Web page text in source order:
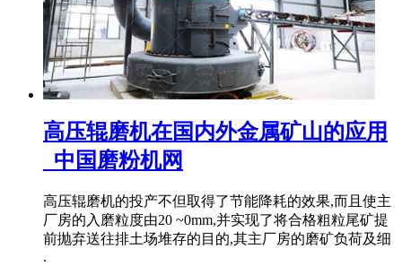
高压辊磨机在国内外金属矿山的应用
_中国磨粉机网
高压辊磨机的投产不但取得了节能降耗的效果,而且使主
厂房的入磨粒度由20 ~0mm,并实现了将合格粗粒尾矿提
前抛弃送往排土场堆存的目的,其主厂房的磨矿负荷及细
.